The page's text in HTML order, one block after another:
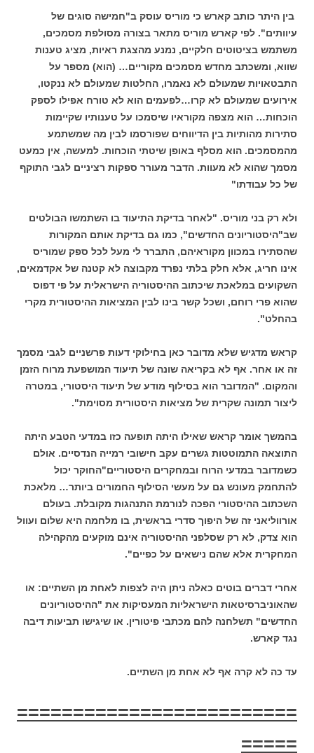
בין היתר כותב קארש כי מוריס עוסק ב"חמישה סוגים של
עיוותים". לפי קארש מוריס מתאר בצורה מסולפת מסמכים,
משתמש בציטוטים חלקיים, נמנע מהצגת ראיות, מציג טענות
שווא, ומשכתב מחדש מסמכים מקוריים… (הוא) מספר על
התבטאויות שמעולם לא נאמרו, החלטות שמעולם לא ננקטו,
אירועים שמעולם לא קרו…לפעמים הוא לא טורח אפילו לספק
הוכחות… הוא מצפה מקוראיו שיסמכו על טענותיו שקיימות
סתירות מהותיות בין הדיווחים שפורסמו לבין מה שמשתמע
מהמסמכים. הוא מסלף באופן שיטתי הוכחות. למעשה, אין כמעט
מסמך שהוא לא מעוות. הדבר מעורר ספקות רציניים לגבי התוקף
של כל עבודתו"
ולא רק בני מוריס. "לאחר בדיקת התיעוד בו השתמשו הבולטים
שב"היסטוריונים החדשים", כמו גם בדיקת אותם המקורות
שהסתירו במכוון מקוראיהם, התברר לי מעל לכל ספק שמוריס
אינו חריג, אלא חלק בלתי נפרד מקבוצה לא קטנה של אקדמאים,
השקועים במלאכת שיכתוב ההיסטוריה הישראלית על פי דפוס
שהוא פרי רוחם, ושכל קשר בינו לבין המציאות ההיסטורית מקרי
בהחלט".
קראש מדגיש שלא מדובר כאן בחילוקי דעות פרשניים לגבי מסמך
זה או אחר. אף לא בקריאה שונה של תיעוד המושפעת מרוח הזמן
והמקום. "המדובר הוא בסילוף מודע של תיעוד היסטורי, במטרה
ליצור תמונה שקרית של מציאות היסטורית מסוימת".
בהמשך אומר קראש שאילו היתה תופעה כזו במדעי הטבע היתה
התוצאה התמוטטות גשרים עקב חישובי רמייה הנדסיים. אולם
כשמדובר במדעי הרוח ובמחקרים היסטוריים"החוקר יכול
להתחמק מעונש גם על מעשי הסילוף החמורים ביותר… מלאכת
השכתוב ההיסטורי הפכה לנורמת התנהגות מקובלת. בעולם
אורווליאני זה של היפוך סדרי בראשית, בו מלחמה היא שלום ועוול
הוא צדק, לא רק שסלפני ההיסטוריה אינם מוקעים מהקהילה
המחקרית אלא שהם נישאים על כפיים".
אחרי דברים בוטים כאלה ניתן היה לצפות לאחת מן השתיים: או
שהאוניברסיטאות הישראליות המעסיקות את "ההיסטוריונים
החדשים" תשלחנה להם מכתבי פיטורין. או שיגישו תביעות דיבה
נגד קארש.
עד כה לא קרה אף לא אחת מן השתיים.
=========================
=====